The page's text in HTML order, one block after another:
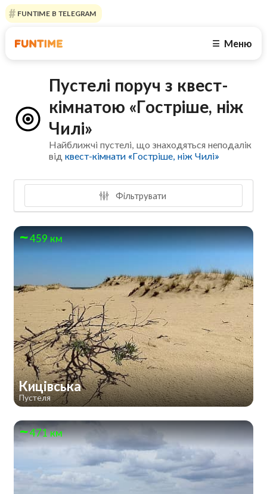
FUNTIME В TELEGRAM
☰ Меню
Пустелі поруч з квест-
кімнатою «Гостріше, ніж
Чилі»
Найближчі пустелі, що знаходяться неподалік
відквест-кімнати «Гостріше, ніж Чилі»
Фільтрувати
459 км
Кицівська
Пустеля
471 км